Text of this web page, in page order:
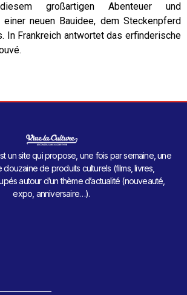
großartigen Abenteuer und
einer neuen Bauidee, dem Steckenpferd
In Frankreich antwortet das erfinderische
un site qui propose, une fois par semaine, une
douzaine de produits culturels (films, livres,
autour d’un thème d’actualité (nouveauté,
expo, anniversaire…).